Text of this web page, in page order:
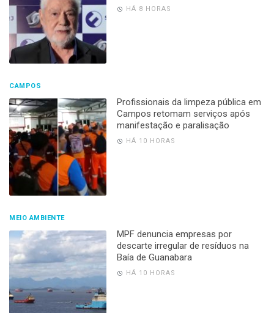
HÁ 8 HORAS
CAMPOS
Profissionais da limpeza pública em
Campos retomam serviços após
manifestação e paralisação
HÁ 10 HORAS
MEIO AMBIENTE
MPF denuncia empresas por
descarte irregular de resíduos na
Baía de Guanabara
HÁ 10 HORAS